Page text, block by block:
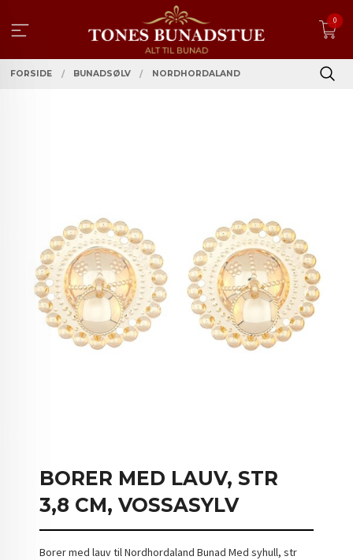
innholdet
0
FORSIDE BUNADSØLV NORDHORDALAND
BORER MED LAUV, STR
3,8 CM, VOSSASYLV
Borer med lauv til Nordhordaland Bunad Med syhull, str